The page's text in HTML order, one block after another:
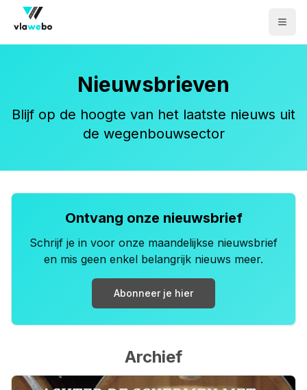
Nieuwsbrieven
Blijf op de hoogte van het laatste nieuws uit
de wegenbouwsector
Ontvang onze nieuwsbrief
Schrijf je in voor onze maandelijkse nieuwsbrief
en mis geen enkel belangrijk nieuws meer.
Abonneer je hier
Archief